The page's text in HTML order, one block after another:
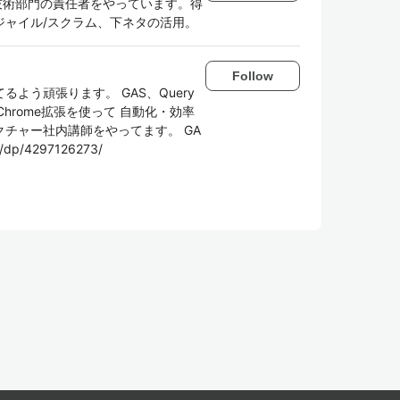
部門の責任者をやっています。得
イル/スクラム、下ネタの活用。
よう頑張ります。 GAS、Query
拡張を使って 自動化・効率
ャー社内講師をやってます。 GA
dp/4297126273/
Follow